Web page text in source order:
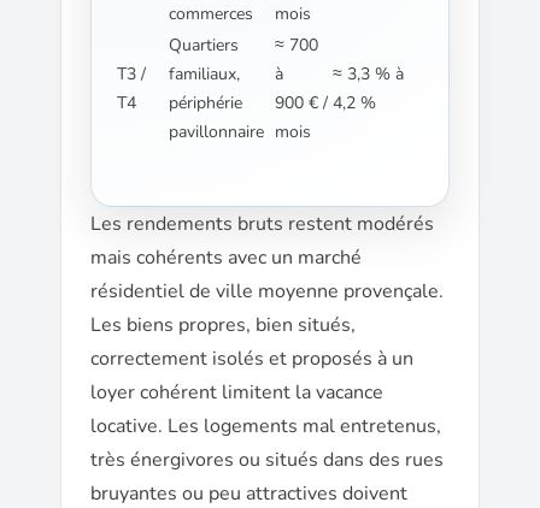
commerces
mois
T3 /
T4
Quartiers
familiaux,
périphérie
pavillonnaire
≈ 700
à
900 € /
mois
≈ 3,3 % à
4,2 %
Les rendements bruts restent modérés
mais cohérents avec un marché
résidentiel de ville moyenne provençale.
Les biens propres, bien situés,
correctement isolés et proposés à un
loyer cohérent limitent la vacance
locative. Les logements mal entretenus,
très énergivores ou situés dans des rues
bruyantes ou peu attractives doivent